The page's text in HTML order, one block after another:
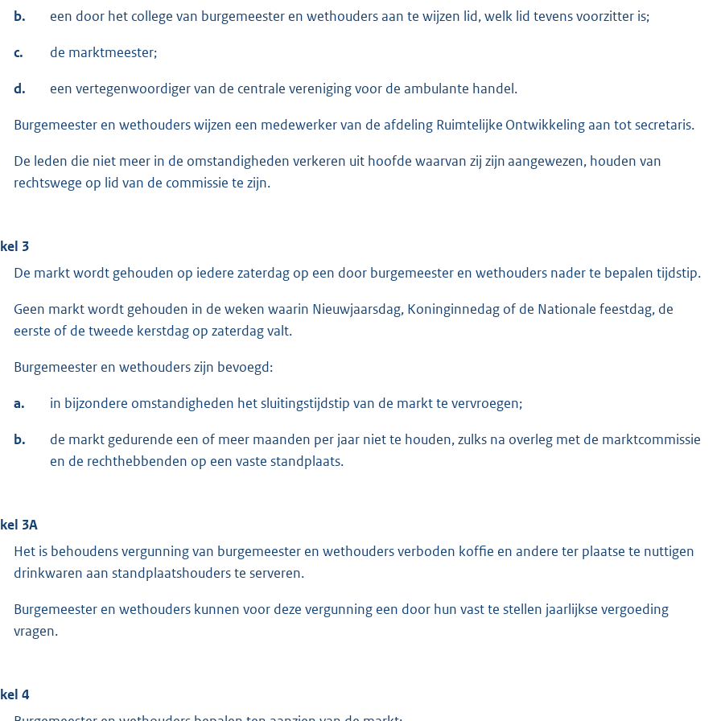
b. een door het college van burgemeester en wethouders aan te wijzen lid, welk lid tevens voorzitter is;
c. de marktmeester;
d. een vertegenwoordiger van de centrale vereniging voor de ambulante handel.
Burgemeester en wethouders wijzen een medewerker van de afdeling Ruimtelijke Ontwikkeling aan tot secretaris.
De leden die niet meer in de omstandigheden verkeren uit hoofde waarvan zij zijn aangewezen, houden van
rechtswege op lid van de commissie te zijn.
3
De markt wordt gehouden op iedere zaterdag op een door burgemeester en wethouders nader te bepalen tijdstip.
Geen markt wordt gehouden in de weken waarin Nieuwjaarsdag, Koninginnedag of de Nationale feestdag, de
eerste of de tweede kerstdag op zaterdag valt.
Burgemeester en wethouders zijn bevoegd:
a. in bijzondere omstandigheden het sluitingstijdstip van de markt te vervroegen;
b.
de markt gedurende een of meer maanden per jaar niet te houden, zulks na overleg met de marktcommissie
en de rechthebbenden op een vaste standplaats.
3A
Het is behoudens vergunning van burgemeester en wethouders verboden koffie en andere ter plaatse te nuttigen
drinkwaren aan standplaatshouders te serveren.
Burgemeester en wethouders kunnen voor deze vergunning een door hun vast te stellen jaarlijkse vergoeding
vragen.
4